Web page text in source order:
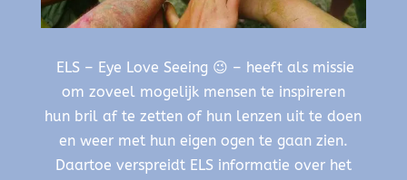
ELS – Eye Love Seeing 😉 – heeft als missie
om zoveel mogelijk mensen te inspireren
hun bril af te zetten of hun lenzen uit te doen
en weer met hun eigen ogen te gaan zien.
Daartoe verspreidt ELS informatie over het